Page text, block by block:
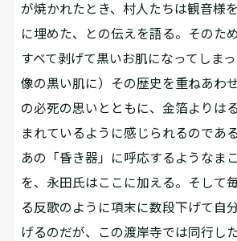
が焼かれたとき、村人たちは観音様
に埋めた、との伝えを語る。そのた
すべて剥げて黒いお肌になってしま
像の黒い肌に）その歴史を重ねあわ
の必死の思いとともに、金箔よりは
まれているように感じられるのであ
あの「昏き器」に呼応するようなま
を、永田氏はここに加える。そして
る反歌のように項末に数段下げて自
げるのだが、この渡岸寺では同行した